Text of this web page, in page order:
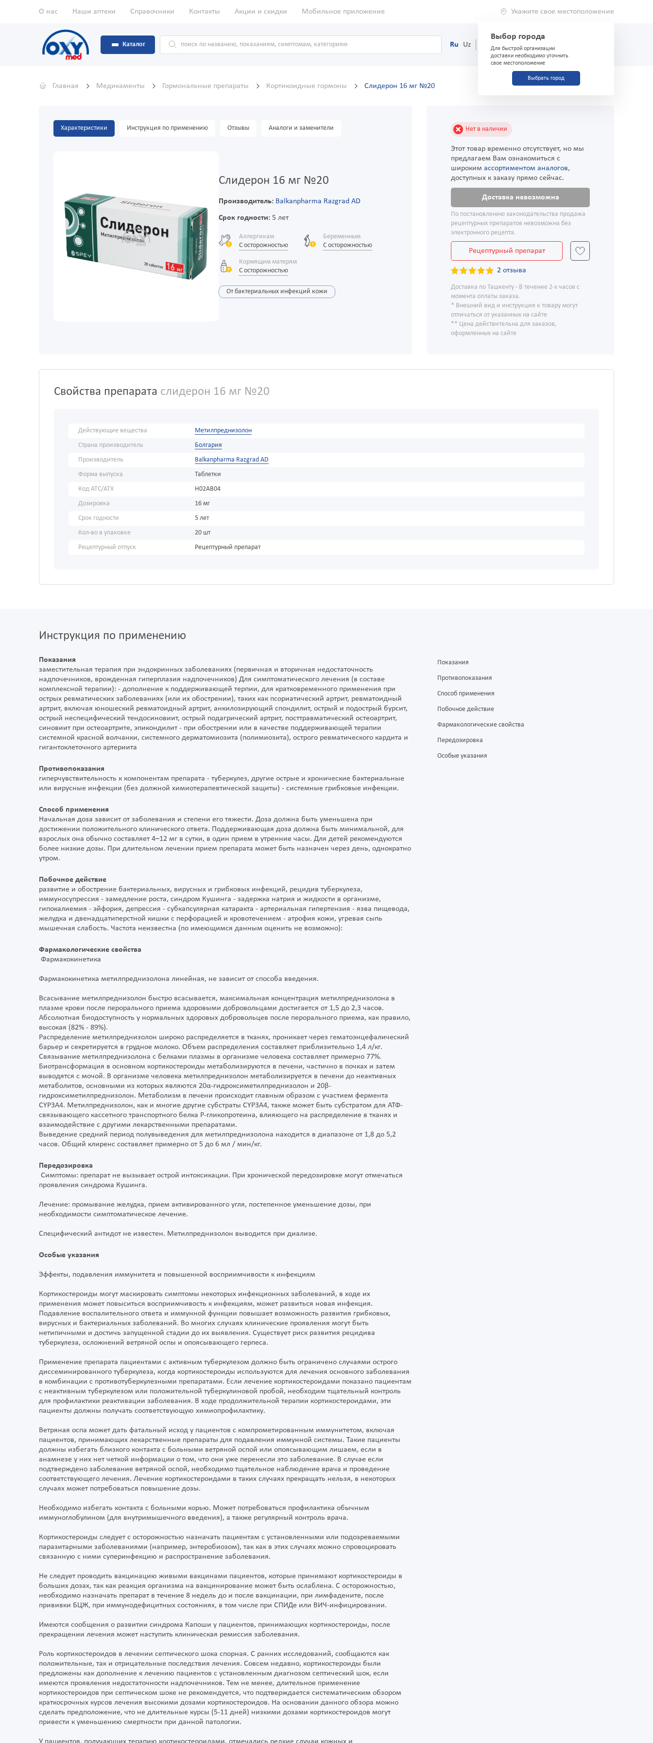
О нас Наши аптеки Справочники Контакты Акции и скидки Мобильное приложение Укажите свое местоположение
Выбор города
Для быстрой организации
доставки необходимо уточнить
свое местоположение
Выбрать город
Каталог Ru Uz (71) 200-03-03
Главная Медикаменты Гормональные препараты Кортикоидные гормоны Слидерон 16 мг №20
Характеристики Инструкция по применению Отзывы Аналоги и заменители
Слидерон 16 мг №20
Производитель: Balkanpharma Razgrad AD
Срок годности:5 лет
Аллергикам
С осторожностью
Беременным
С осторожностью
Кормящим матерям
С осторожностью
От бактериальных инфекций кожи
Нет в наличии
Этот товар временно отсутствует, но мы
предлагаем Вам ознакомиться с
широким ассортиментом аналогов,
доступных к заказу прямо сейчас.
Доставка невозможна
По постановлению законодательства продажа
рецептурных препаратов невозможна без
электронного рецепта.
Рецептурный препарат
2 отзыва
Доставка по Ташкенту - В течение 2-х часов с
момента оплаты заказа.
* Внешний вид и инструкция к товару могут
отличаться от указанных на сайте
** Цена действительна для заказов,
оформленных на сайте
Свойства препарата слидерон 16 мг №20
Действующие вещества
Метилпреднизолон
Страна производитель
Болгария
Производитель
Balkanpharma Razgrad AD
Форма выпуска
Таблетки
Код АТС/ATX
H02AB04
Дозировка
16 мг
Срок годности
5 лет
Кол-во в упаковке
20 шт
Рецептурный отпуск
Рецептурный препарат
Инструкция по применению
Показания
заместительная терапия при эндокринных заболеваниях (первичная и вторичная недостаточность
надпочечников, врожденная гиперплазия надпочечников) Для симптоматического лечения (в составе
комплексной терапии): - дополнение к поддерживающей терпии, для кратковременного применения при
острых ревматических заболеваниях (или их обострении), таких как псориатический артрит, ревматоидный
артрит, включая юношеский ревматоидный артрит, анкилозирующий спондилит, острый и подострый бурсит,
острый неспецифический тендосиновиит, острый подагрический артрит, посттравматический остеоартрит,
синовиит при остеоартрите, эпикондилит - при обострении или в качестве поддерживающей терапии
системной красной волчанки, системного дерматомиозита (полимиозита), острого ревматического кардита и
гигантоклеточного артериита
Противопоказания
гиперчувствительность к компонентам препарата - туберкулез, другие острые и хронические бактериальные
или вирусные инфекции (без должной химиотерапевтической защиты) - системные грибковые инфекции.
Способ применения
Начальная доза зависит от заболевания и степени его тяжести. Доза должна быть уменьшена при
достижении положительного клинического ответа. Поддерживающая доза должна быть минимальной, для
взрослых она обычно составляет 4–12 мг в сутки, в один прием в утренние часы. Для детей рекомендуются
более низкие дозы. При длительном лечении прием препарата может быть назначен через день, однократно
утром.
Побочное действие
развитие и обострение бактериальных, вирусных и грибковых инфекций, рецидив туберкулеза,
иммуносупрессия - замедление роста, синдром Кушинга - задержка натрия и жидкости в организме,
гипокалиемия - эйфория, депрессия - субкапсулярная катаракта - артериальная гипертензия - язва пищевода,
желудка и двенадцатиперстной кишки с перфорацией и кровотечением - атрофия кожи, угревая сыпь
мышечная слабость. Частота неизвестна (по имеющимся данным оценить не возможно):
Фармакологические свойства
Фармакокинетика
Фармакокинетика метилпреднизолона линейная, не зависит от способа введения.
Всасывание метилпреднизолон быстро всасывается, максимальная концентрация метилпреднизолона в
плазме крови после перорального приема здоровыми добровольцами достигается от 1,5 до 2,3 часов.
Абсолютная биодоступность у нормальных здоровых добровольцев после перорального приема, как правило,
высокая (82% - 89%).
Распределение метилпреднизолон широко распределяется в тканях, проникает через гематоэнцефалический
барьер и секретируется в грудное молоко. Объем распределения составляет приблизительно 1,4 л/кг.
Связывание метилпреднизолона с белками плазмы в организме человека составляет примерно 77%.
Биотрансформация в основном кортикостероиды метаболизируются в печени, частично в почках и затем
выводятся с мочой. В организме человека метилпреднизолон метаболизируется в печени до неактивных
метаболитов, основными из которых являются 20α-гидроксиметилпреднизолон и 20β-
гидроксиметилпреднизолон. Метаболизм в печени происходит главным образом с участием фермента
CYP3A4. Метилпреднизолон, как и многие другие субстраты CYP3A4, также может быть субстратом для АТФ-
связывающего кассетного транспортного белка Р-гликопротеина, влияющего на распределение в тканях и
взаимодействие с другими лекарственными препаратами.
Выведение средний период полувыведения для метилпреднизолона находится в диапазоне от 1,8 до 5,2
часов. Общий клиренс составляет примерно от 5 до 6 мл / мин/кг.
Передозировка
Симптомы: препарат не вызывает острой интоксикации. При хронической передозировке могут отмечаться
проявления синдрома Кушинга.
Лечение: промывание желудка, прием активированного угля, постепенное уменьшение дозы, при
необходимости симптоматическое лечение.
Специфический антидот не известен. Метилпреднизолон выводится при диализе.
Особые указания
Эффекты, подавления иммунитета и повышенной восприимчивости к инфекциям
Кортикостероиды могут маскировать симптомы некоторых инфекционных заболеваний, в ходе их
применения может повыситься восприимчивость к инфекциям, может развиться новая инфекция.
Подавление воспалительного ответа и иммунной функции повышает возможность развития грибковых,
вирусных и бактериальных заболеваний. Во многих случаях клинические проявления могут быть
нетипичными и достичь запущенной стадии до их выявления. Существует риск развития рецидива
туберкулеза, осложнений ветряной оспы и опоясывающего герпеса.
Применение препарата пациентами с активным туберкулезом должно быть ограничено случаями острого
диссеминированного туберкулеза, когда кортикостероиды используются для лечения основного заболевания
в комбинации с противотуберкулезными препаратами. Если лечение кортикостероидами показано пациентам
с неактивным туберкулезом или положительной туберкулиновой пробой, необходим тщательный контроль
для профилактики реактивации заболевания. В ходе продолжительной терапии кортикостероидами, эти
пациенты должны получать соответствующую химиопрофилактику.
Ветряная оспа может дать фатальный исход у пациентов с компрометированным иммунитетом, включая
пациентов, принимающих лекарственные препараты для подавления иммунной системы. Такие пациенты
должны избегать близкого контакта с больными ветряной оспой или опоясывающим лишаем, если в
анамнезе у них нет четкой информации о том, что они уже перенесли это заболевание. В случае если
подтверждено заболевание ветряной оспой, необходимо тщательное наблюдение врача и проведение
соответствующего лечения. Лечение кортикостероидами в таких случаях прекращать нельзя, в некоторых
случаях может потребоваться повышение дозы.
Необходимо избегать контакта с больными корью. Может потребоваться профилактика обычным
иммуноглобулином (для внутримышечного введения), а также регулярный контроль врача.
Кортикостероиды следует с осторожностью назначать пациентам с установленными или подозреваемыми
паразитарными заболеваниями (например, энтеробиозом), так как в этих случаях можно спровоцировать
связанную с ними суперинфекцию и распространение заболевания.
Не следует проводить вакцинацию живыми вакцинами пациентов, которые принимают кортикостероиды в
больших дозах, так как реакция организма на вакцинирование может быть ослаблена. С осторожностью,
необходимо назначать препарат в течение 8 недель до и после вакцинации, при лимфадените, после
прививки БЦЖ, при иммунодефицитных состояниях, в том числе при СПИДе или ВИЧ-инфицировании.
Имеются сообщения о развитии синдрома Капоши у пациентов, принимающих кортикостероиды, после
прекращении лечения может наступить клиническая ремиссия заболевания.
Роль кортикостероидов в лечении септического шока спорная. С ранних исследований, сообщаются как
положительные, так и отрицательные последствия лечения. Совсем недавно, кортикостероиды были
предложены как дополнение к лечению пациентов с установленным диагнозом септический шок, если
имеются проявления недостаточности надпочечников. Тем не менее, длительное применение
кортикостероидов при септическом шоке не рекомендуется, что подтверждается систематическим обзором
краткосрочных курсов лечения высокими дозами кортикостероидов. На основании данного обзора можно
сделать предположение, что не длительные курсы (5-11 дней) низкими дозами кортикостероидов могут
привести к уменьшению смертности при данной патологии.
Показания
Противопоказания
Способ применения
Побочное действие
Фармакологические свойства
Передозировка
Особые указания